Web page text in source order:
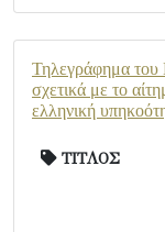
Τηλεγράφημα του
σχετικά με το
ελληνική
ΤΙΤΛΟΣ